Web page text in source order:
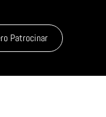
Patrocinar